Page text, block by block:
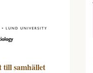
till samhället